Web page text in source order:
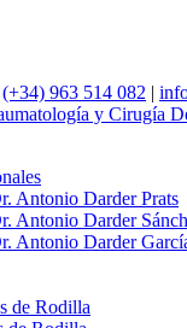
(+34) 963 514 082 |
Antonio Darder Prats
Antonio Darder
Antonio Darder
de Rodilla